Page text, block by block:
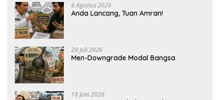
6 Agustus 2026
Anda Lancang, Tuan Amran!
29 Juli 2026
Men-Downgrade Modal Bangsa
18 Juni 2026